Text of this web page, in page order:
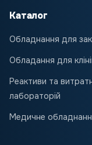
Каталог
Обладнання для
Обладання для
Реактиви та
лабораторій
Медичне